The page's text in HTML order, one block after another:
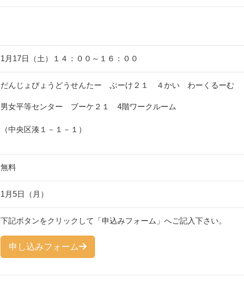
1月17日（土）１４：００～１６：００
だんじょびょうどうせんたー ぶーけ２１ ４かい わーくるーむ
男女平等センター ブーケ２１ 4階ワークルーム
（中央区湊１－１－１）
無料
1月5日（月）
下記ボタンをクリックして「申込みフォーム」へご記入下さい。
申し込みフォーム